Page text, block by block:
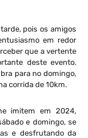
pois os amigos
em redor
que a vertente
deste evento.
para no domingo,
corrida de 10km.
imitem em 2024,
e domingo, se
e desfrutando da